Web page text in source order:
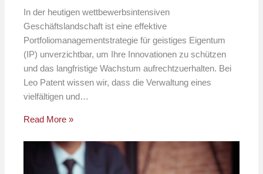
In der heutigen wettbewerbsintensiven
Geschäftslandschaft ist eine effektive
Portfoliomanagementstrategie für geistiges Eigentum
(IP) unverzichtbar, um Ihre Innovationen zu schützen
und das langfristige Wachstum aufrechtzuerhalten. Bei
Leo Patent wissen wir, dass die Verwaltung eines
vielfältigen und…
Read More »